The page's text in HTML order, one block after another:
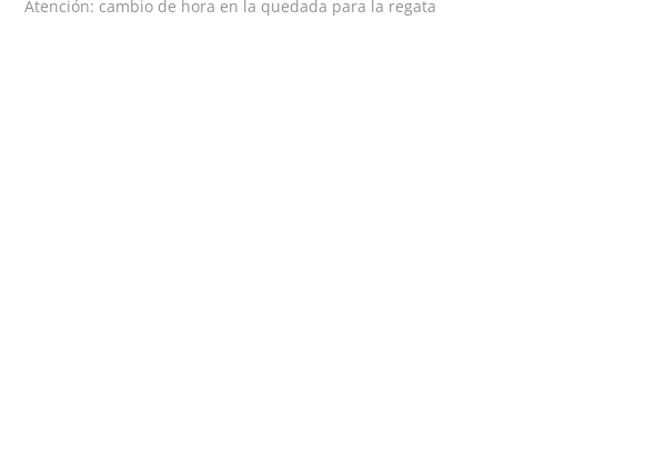
anterior:
Atención: cambio de hora en la quedada para la regata